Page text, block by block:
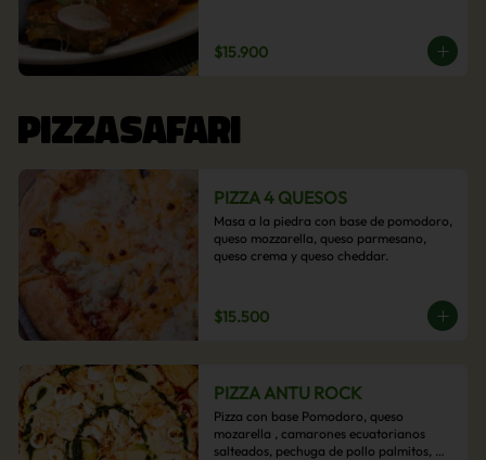
salteadas, Papas parmentier, Papas
fritas, Arroz blanco.
$15.900
PIZZASAFARI
PIZZA 4 QUESOS
Masa a la piedra con base de pomodoro,
queso mozzarella, queso parmesano,
queso crema y queso cheddar.
$15.500
PIZZA ANTU ROCK
Pizza con base Pomodoro, queso
mozarella , camarones ecuatorianos
salteados, pechuga de pollo palmitos,